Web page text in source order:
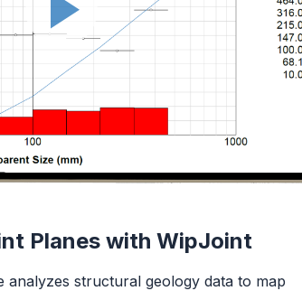
Planes with WipJoint
analyzes structural geology data to map